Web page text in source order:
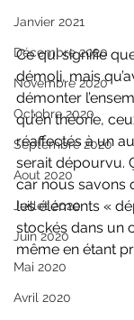
Janvier 2021
Décembre 2020
Novembre 2020
Octobre 2020
Septembre 2020
Aout 2020
Juillet 2020
Juin 2020
Mai 2020
Avril 2020
Ce qui signifie
démoli, mais
démonter
qu’en théorie,
réaffectés à un
serait dépourvu.
car nous savons
les éléments «
stockés dans un
même en étant